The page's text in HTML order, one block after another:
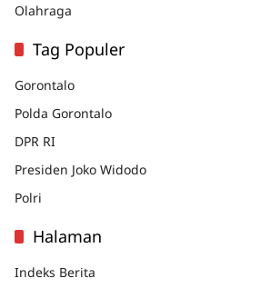
Olahraga
Tag Populer
Gorontalo
Polda Gorontalo
DPR RI
Presiden Joko Widodo
Polri
Halaman
Indeks Berita